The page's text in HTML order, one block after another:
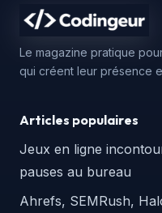
Le magazine pratique
qui créent leur présence
Articles populaires
Jeux en ligne
pauses au bureau
Ahrefs, SEMRush,